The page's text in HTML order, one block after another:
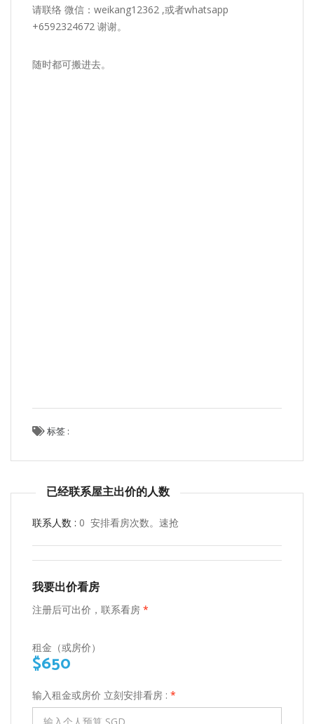
请联络 微信：weikang12362 ,或者whatsapp
+6592324672 谢谢。
随时都可搬进去。
标签 :
已经联系屋主出价的人数
联系人数 : 0 安排看房次数。速抢
我要出价看房
注册后可出价，联系看房 *
租金（或房价）
$650
输入租金或房价 立刻安排看房 : *